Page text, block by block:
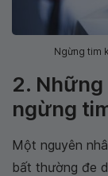
Ngừng tim
2.
ngừng
Một nguyên
bất thường đe